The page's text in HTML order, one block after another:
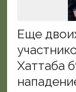
Еще
Хаттаба